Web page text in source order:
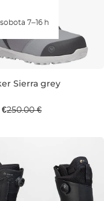
7–16 h
Sierra grey
€250.00 €